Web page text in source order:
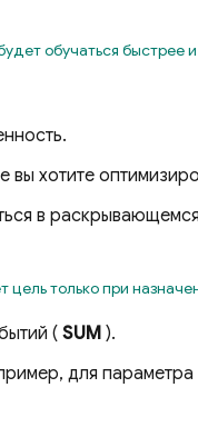
обучаться
вы хотите
в
только при
(SUM ).
для